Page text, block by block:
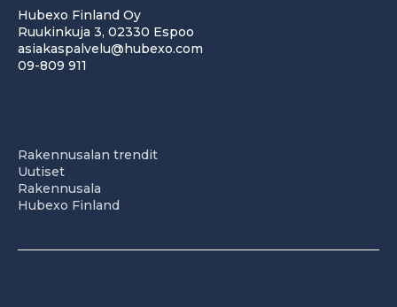
Hubexo Finland Oy
Ruukinkuja 3, 02330 Espoo
asiakaspalvelu@hubexo.com
09-809 911
Rakennusalan trendit
Uutiset
Rakennusala
Hubexo Finland